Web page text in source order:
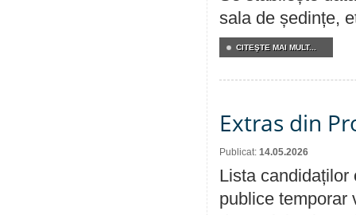
sala de ședințe,
CITEŞTE MAI MULT...
Extras din
Publicat: 14.05.2026
Lista candidaților
publice temporar